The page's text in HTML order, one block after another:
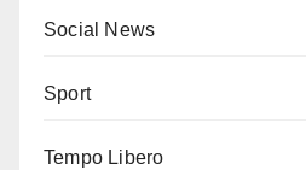
Social News
Sport
Tempo Libero